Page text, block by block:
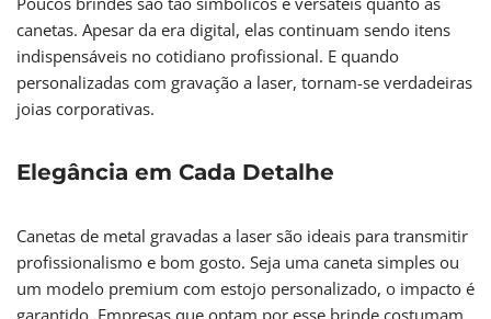
canetas. Apesar da era digital, elas continuam sendo itens
indispensáveis no cotidiano profissional. E quando
personalizadas com gravação a laser, tornam-se verdadeiras
joias corporativas.
Elegância em Cada Detalhe
Canetas de metal gravadas a laser são ideais para transmitir
profissionalismo e bom gosto. Seja uma caneta simples ou
um modelo premium com estojo personalizado, o impacto é